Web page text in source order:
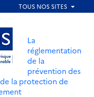
menu
La
réglementation
de la
prévention des
la protection de